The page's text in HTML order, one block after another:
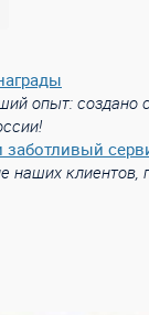
опыт: создано
наших